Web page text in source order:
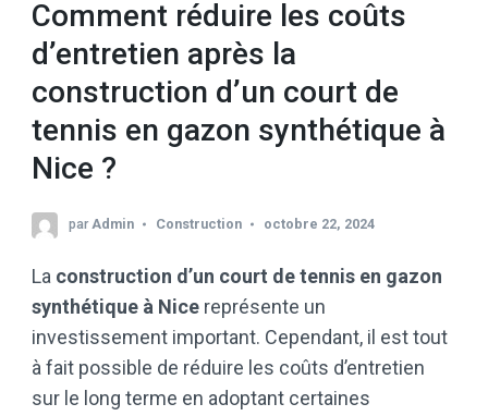
Comment réduire les coûts
d’entretien après la
construction d’un court de
tennis en gazon synthétique à
Nice ?
parAdmin Construction octobre 22, 2024
La construction d’un court de tennis en gazon
synthétique à Nice représente un
investissement important. Cependant, il est tout
à fait possible de réduire les coûts d’entretien
sur le long terme en adoptant certaines